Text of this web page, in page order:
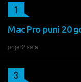
Mac Pro puni 20
prije 2 sata
1
3